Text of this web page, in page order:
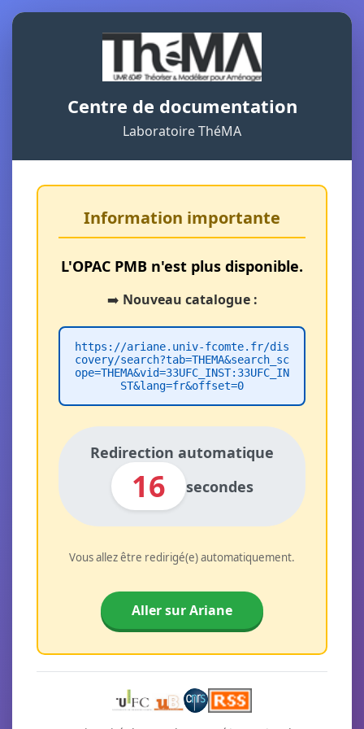
Centre de documentation
Laboratoire ThéMA
Information importante
L'OPAC PMB n'est plus disponible.
➡️ Nouveau catalogue :
https://ariane.univ-fcomte.fr/dis
covery/search?tab=THEMA&search_sc
ope=THEMA&vid=33UFC_INST:33UFC_IN
ST&lang=fr&offset=0
Redirection automatique
16 secondes
Vous allez être redirigé(e) automatiquement.
Aller sur Ariane